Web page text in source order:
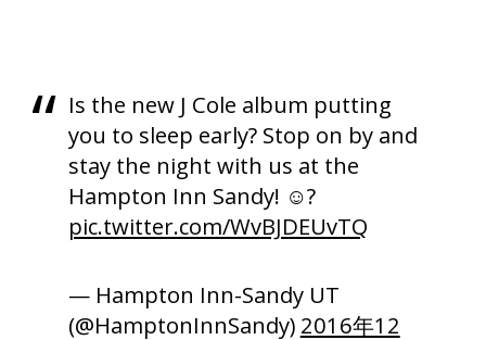
Is the new J Cole album putting
you to sleep early? Stop on by and
stay the night with us at the
Hampton Inn Sandy! ☺?
pic.twitter.com/WvBJDEUvTQ
— Hampton Inn-Sandy UT
(@HamptonInnSandy) 2016年12